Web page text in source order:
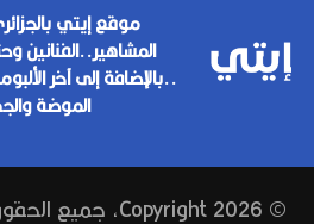
موقع إيتي
المشاهير..الفنانين
..بالإضافة إلى آخر
الموضة